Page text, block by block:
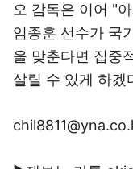
오 감독은 이어 "
임종훈 선수가 국
을 맞춘다면 집중
살릴 수 있게 하겠